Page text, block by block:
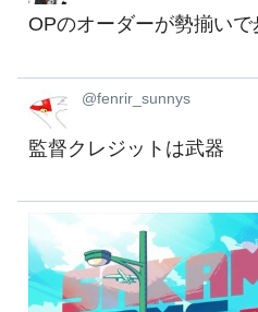
OPのオーダーが勢揃いで
@fenrir_sunnys
監督クレジットは武器